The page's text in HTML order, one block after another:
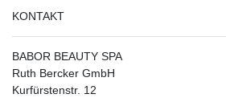
KONTAKT
BABOR BEAUTY SPA
Ruth Bercker GmbH
Kurfürstenstr. 12